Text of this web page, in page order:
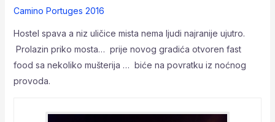
Camino Portuges 2016
Hostel spava a niz uličice mista nema ljudi najranije ujutro.
Prolazin priko mosta… prije novog gradića otvoren fast
food sa nekoliko mušterija … biće na povratku iz noćnog
provoda.